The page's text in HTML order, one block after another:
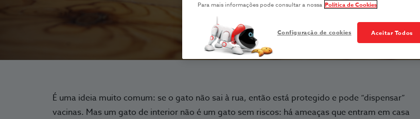
É uma ideia muito comum: se o gato não sai à rua, então está protegido e pode “dispensar”
vacinas. Mas um gato de interior não é um gato sem riscos: há ameaças que entram em casa
Para mais informações pode consultar a nossa Política de Cookies
Aceitar Todos
Configuração de cookies